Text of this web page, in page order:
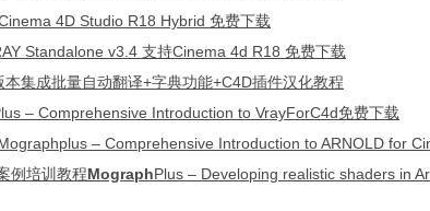
4D Studio R18 Hybrid 免费下载
Standalone v3.4 支持Cinema 4d R18 免费下载
集成批量自动翻译+字典功能+C4D插件汉化教程
– Comprehensive Introduction to VrayForC4d免费下载
– Comprehensive Introduction to ARNOLD for
例培训教程MographPlus – Developing realistic shaders in